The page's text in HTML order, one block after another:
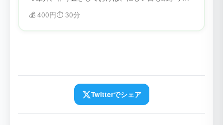
💰 400円⏱️ 30分
Twitterでシェア